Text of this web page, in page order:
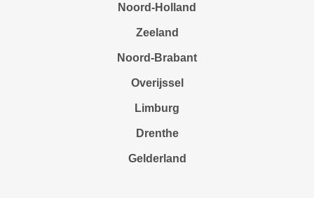
Noord-Holland
Zeeland
Noord-Brabant
Overijssel
Limburg
Drenthe
Gelderland